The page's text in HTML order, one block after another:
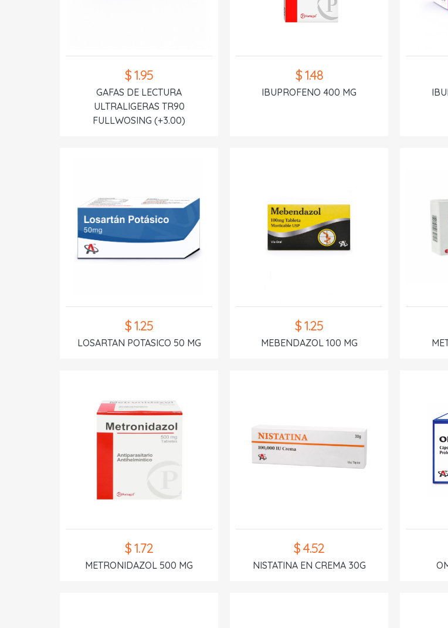
$ 1.95
GAFAS DE LECTURA
ULTRALIGERAS TR90
FULLWOSING (+3.00)
$ 1.48
IBUPROFENO 400 MG
$ 1.25
LOSARTAN POTASICO 50 MG
$ 1.25
MEBENDAZOL 100 MG
$ 1.72
METRONIDAZOL 500 MG
$ 4.52
NISTATINA EN CREMA 30G